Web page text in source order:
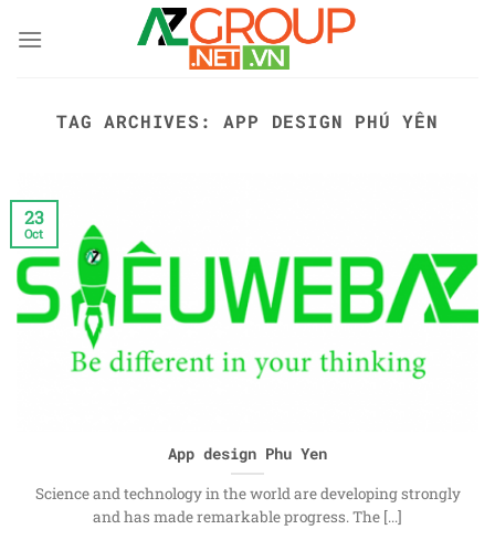
TAG ARCHIVES:APP DESIGN PHÚ YÊN
App design Phu Yen
Science and technology in the world are developing strongly
and has made remarkable progress. The [...]
23
Oct